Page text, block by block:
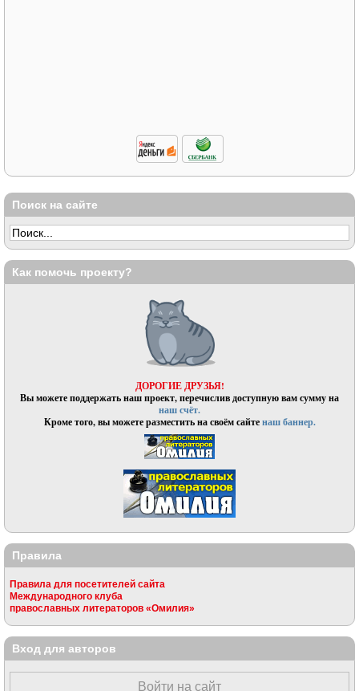
Поиск на сайте
Как помочь проекту?
ДОРОГИЕ ДРУЗЬЯ!
Вы можете поддержать наш проект, перечислив доступную вам сумму на
наш счёт.
Кроме того, вы можете разместить на своём сайтенаш баннер.
Правила
Правила для посетителей сайта
Международного клуба
православных литераторов «Омилия»
Вход для авторов
Войти на сайт